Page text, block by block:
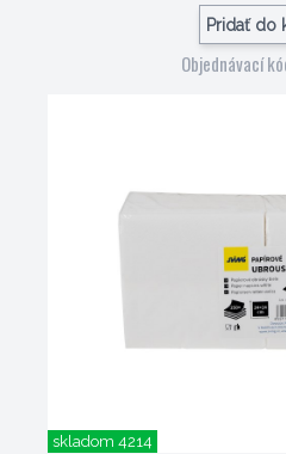
Pridať do
Objednávací
skladom 4214